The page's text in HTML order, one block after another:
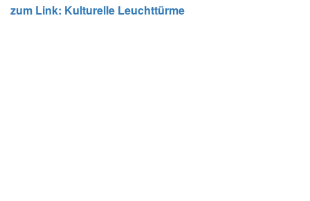
zum Link: Kulturelle Leuchttürme